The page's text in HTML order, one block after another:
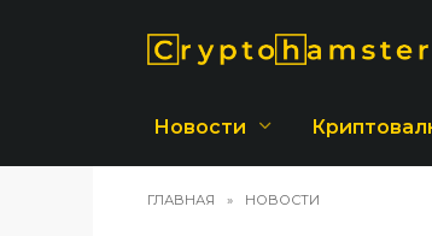
Новости
ГЛАВНАЯ » НОВОСТИ